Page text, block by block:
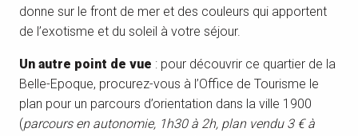
donne sur le front de mer et des couleurs qui apportent
de l’exotisme et du soleil à votre séjour.
Un autre point de vue : pour découvrir ce quartier de la
Belle-Epoque, procurez-vous à l’Office de Tourisme le
plan pour un parcours d’orientation dans la ville 1900
(parcours en autonomie, 1h30 à 2h, plan vendu 3 € à